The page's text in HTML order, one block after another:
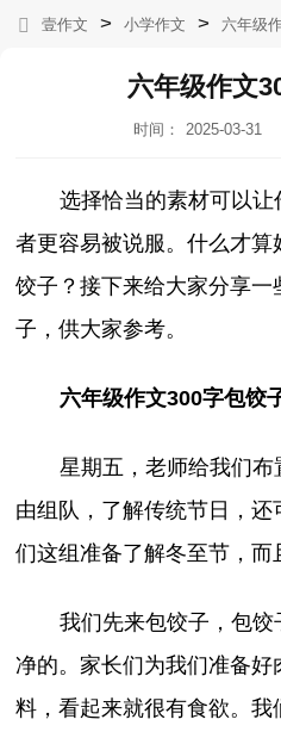
壹作文 > 小学作文 > 六年级
六年级作文
时间：
2025-03-31
选择恰当的素材可以
者更容易被说服。什么才
饺子？接下来给大家分享
子，供大家参考。
六年级作文300字包饺
星期五，老师给我们
由组队，了解传统节日，
们这组准备了解冬至节，而
我们先来包饺子，包
净的。家长们为我们准备
料，看起来就很有食欲。